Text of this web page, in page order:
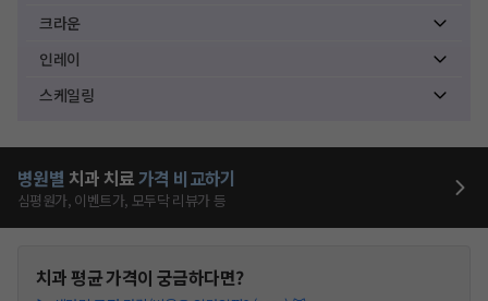
크라운
인레이
스케일링
병원별 치과 치료가격 비교하기
심평원가, 이벤트가, 모두닥 리뷰가 등
치과평균 가격이 궁금하다면?